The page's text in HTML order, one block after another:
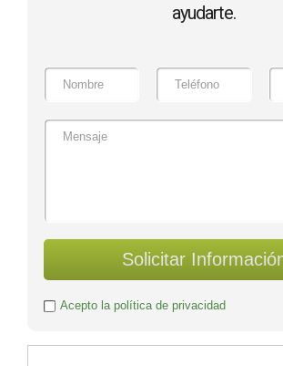
ayudarte.
Solicitar
Acepto la política de privacidad